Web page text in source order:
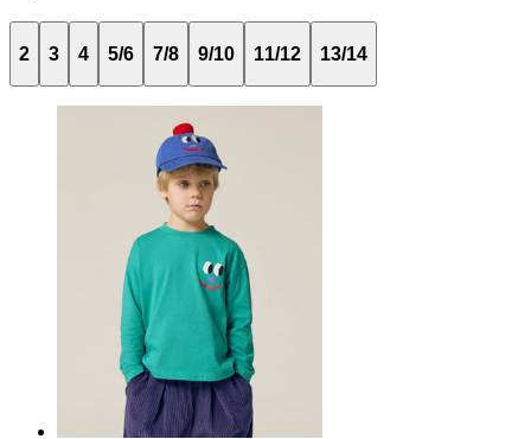
2 3 4 5/6 7/8 9/10 11/12 13/14